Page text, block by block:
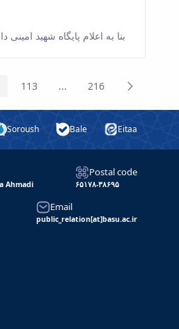
بنا به اعلام پایگاه شهید
Page
113 ...Intermediate Pages
Page
216 Next
Page
Soroush Bale Eitaa
Ahmadi
Postal code
۶۵۱۷۸-۳۸۶۹۵
Email
public_relation[at]basu.ac.ir